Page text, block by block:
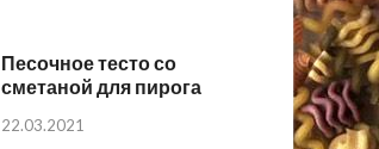
Песочное тесто со
сметаной для пирога
22.03.2021